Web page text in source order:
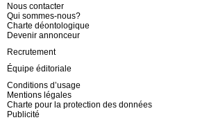
Nous contacter
Qui sommes-nous?
Charte déontologique
Devenir annonceur
Recrutement
Équipe éditoriale
Conditions d’usage
Mentions légales
Charte pour la protection des données
Publicité